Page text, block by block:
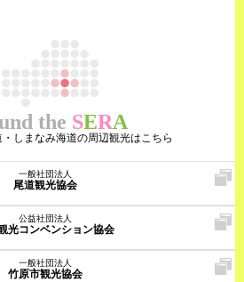
the SERA
しまなみ海道の周辺観光はこちら
一般社団法人
尾道観光協会
公益社団法人
光コンベンション協会
一般社団法人
竹原市観光協会